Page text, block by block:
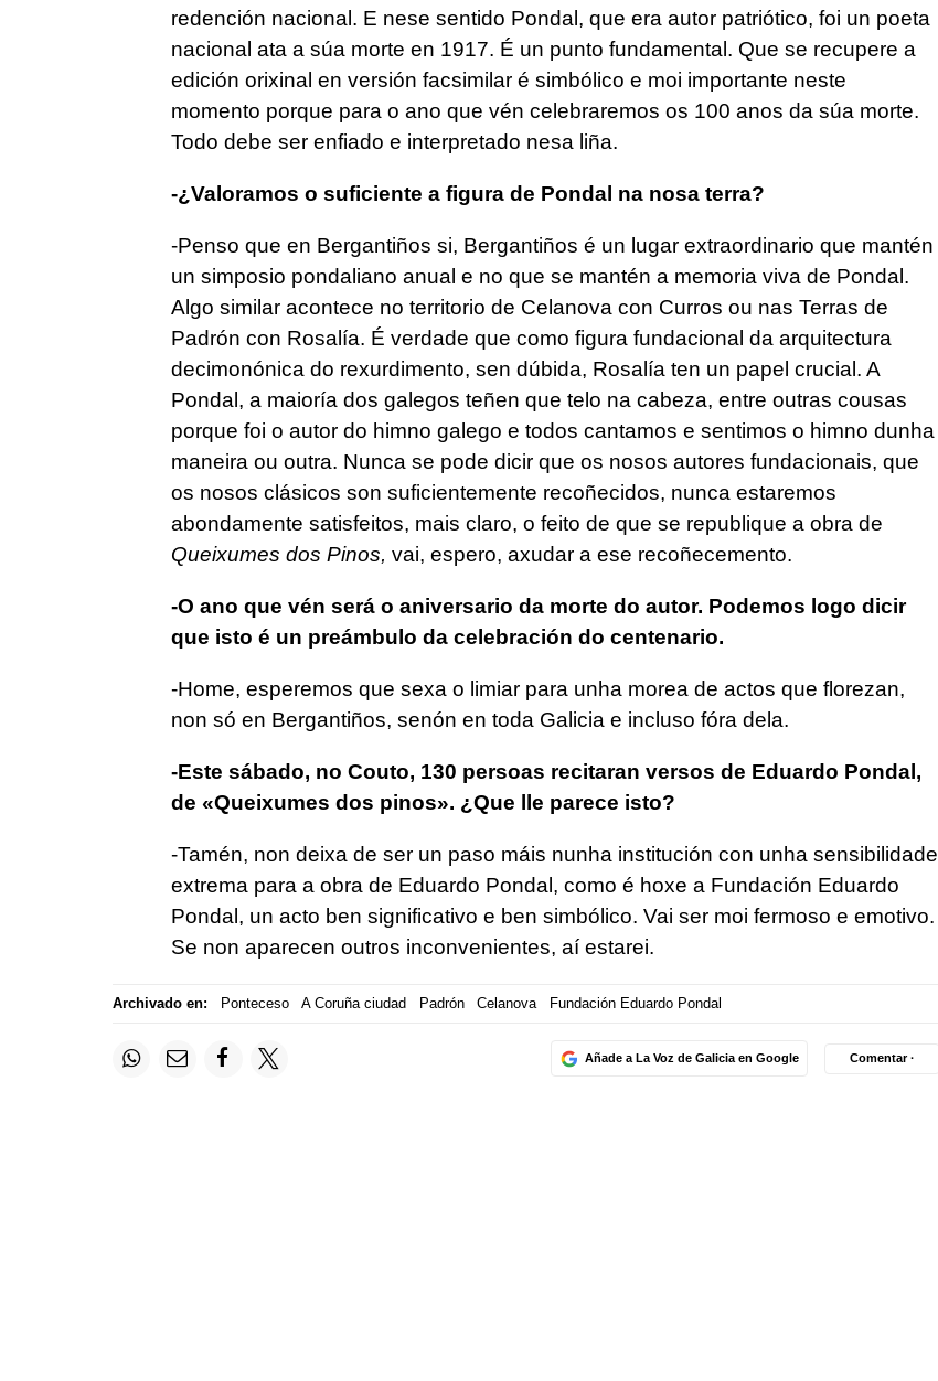
redención nacional. E nese sentido Pondal, que era autor patriótico, foi un poeta
nacional ata a súa morte en 1917. É un punto fundamental. Que se recupere a
edición orixinal en versión facsimilar é simbólico e moi importante neste
momento porque para o ano que vén celebraremos os 100 anos da súa morte.
Todo debe ser enfiado e interpretado nesa liña.
-¿Valoramos o suficiente a figura de Pondal na nosa terra?
-Penso que en Bergantiños si, Bergantiños é un lugar extraordinario que mantén
un simposio pondaliano anual e no que se mantén a memoria viva de Pondal.
Algo similar acontece no territorio de Celanova con Curros ou nas Terras de
Padrón con Rosalía. É verdade que como figura fundacional da arquitectura
decimonónica do rexurdimento, sen dúbida, Rosalía ten un papel crucial. A
Pondal, a maioría dos galegos teñen que telo na cabeza, entre outras cousas
porque foi o autor do himno galego e todos cantamos e sentimos o himno dunha
maneira ou outra. Nunca se pode dicir que os nosos autores fundacionais, que
os nosos clásicos son suficientemente recoñecidos, nunca estaremos
abondamente satisfeitos, mais claro, o feito de que se republique a obra de
Queixumes dos Pinos, vai, espero, axudar a ese recoñecemento.
-O ano que vén será o aniversario da morte do autor. Podemos logo dicir
que isto é un preámbulo da celebración do centenario.
-Home, esperemos que sexa o limiar para unha morea de actos que florezan,
non só en Bergantiños, senón en toda Galicia e incluso fóra dela.
-Este sábado, no Couto, 130 persoas recitaran versos de Eduardo Pondal,
de «Queixumes dos pinos». ¿Que lle parece isto?
-Tamén, non deixa de ser un paso máis nunha institución con unha sensibilidade
extrema para a obra de Eduardo Pondal, como é hoxe a Fundación Eduardo
Pondal, un acto ben significativo e ben simbólico. Vai ser moi fermoso e emotivo.
Se non aparecen outros inconvenientes, aí estarei.
Archivado en: Ponteceso A Coruña ciudad Padrón Celanova Fundación Eduardo Pondal
Añade a La Voz de Galicia en Google Comentar ·